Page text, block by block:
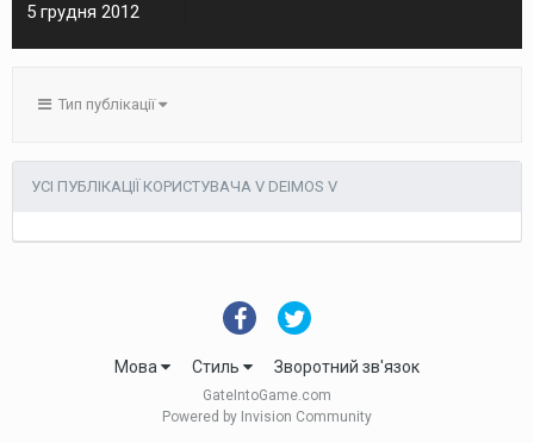
5 грудня 2012
Тип публікації
УСІ ПУБЛІКАЦІЇ КОРИСТУВАЧА V DEIMOS V
Мова Стиль Зворотний зв'язок
GateIntoGame.com
Powered by Invision Community